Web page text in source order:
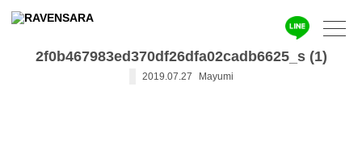
2f0b467983ed370df26dfa02cadb6625_s (1)
2019.07.27 Mayumi